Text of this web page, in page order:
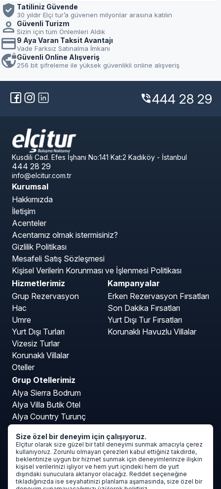
verified_user Tatiliniz Güvende
30 yıldır Elçi tur’a güvenen milyonlar arasına katılın
person Güvenli Turizm
Sizin için tüm Önlemleri Aldık
credit_card9 Aya Varan Taksit Avantajı
Vade Farksız Satınalma İmkanı
vpn_lockGüvenli Online Alışveriş
256 bit şifreleme ile yüksek güvenlikli online alışveriş
phone_in_talk444 28 29
Kusdili Cad. Efes İşhanı No:141 Kat:2 Kadıköy - İstanbul
444 28 29
info@elcitur.com.tr
Kurumsal
Hakkımızda
İletişim
Acenteler
Acentamız olmak istermisiniz?
Gizlilik Politikası
Mesafeli Satış Sözleşmesi
Kişisel Verilerin Korunması ve İşlenmesi Politikası
Hizmetlerimiz
Grup Rezervasyon
Hac
Umre
Yurt Dışı Turları
Vizesiz Turlar
Korunaklı Villalar
Oteller
Kampanyalar
Erken Rezervasyon Fırsatları
Son Dakika Fırsatları
Yurt Dışı Tur Fırsatları
Korunaklı Havuzlu Villalar
Grup Otellerimiz
Alya Sierra Bodrum
Alya Villa Butik Otel
Alya Country Turunç
Mavi Deniz Otel Turunç
Size özel bir deneyim için çalışıyoruz.
Elçitur olarak size güzel bir tatil deneyimi sunmak amacıyla çerez
kullanıyoruz. Zorunlu olmayan çerezleri kabul ettiğiniz takdirde,
beklentinize uygun bir hizmet sunmak için deneyimlerinize ilişkin
kişisel verilerinizi işliyor ve hem yurt içindeki hem de yurt
dışındaki sunuculara aktarıyor olacağız. Reddet seçeneğine
tıkladığınızda ise seyahatinizi planlama aşamasında, size özel bir